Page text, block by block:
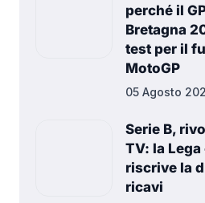
perché il
Bretagna
test per il
MotoGP
05 Agosto
Serie B,
TV: la
riscrive la
ricavi